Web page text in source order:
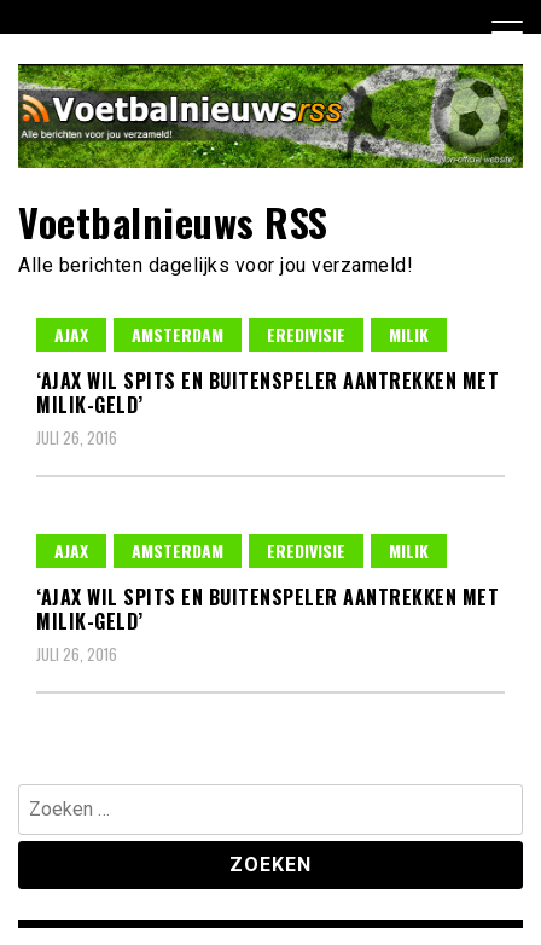
naar
inhoud
Voetbalnieuws RSS
Alle berichten dagelijks voor jou verzameld!
AJAX AMSTERDAM EREDIVISIE MILIK
‘AJAX WIL SPITS EN BUITENSPELER AANTREKKEN MET
MILIK-GELD’
JULI 26, 2016
AJAX AMSTERDAM EREDIVISIE MILIK
‘AJAX WIL SPITS EN BUITENSPELER AANTREKKEN MET
MILIK-GELD’
JULI 26, 2016
Zoeken
naar: